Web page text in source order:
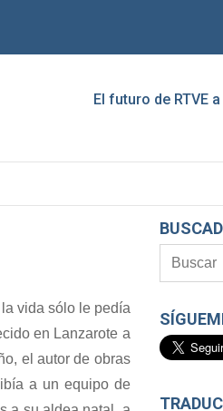
El futuro de RTVE
vida sólo le pedía
en Lanzarote a
el autor de obras
a un equipo de